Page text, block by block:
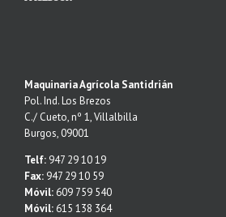
Maquinaria Agrícola Santidrián
Pol. Ind. Los Brezos
C./ Cueto, nº 1, Villalbilla
Burgos, 09001
Telf: 947 29 10 19
Fax: 947 29 10 59
Móvil: 609 759 540
Móvil: 615 138 364